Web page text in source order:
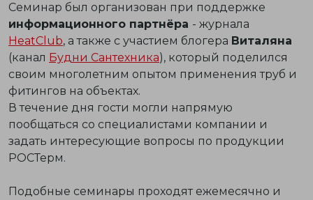
Семинар был организован при поддержке
информационного партнёра - журнала
HeatClub, а также с участием блогера Виталяна
(канал Будни Сантехника), который поделился
своим многолетним опытом применения труб и
фитингов на объектах.
В течение дня гости могли напрямую
пообщаться со специалистами компании и
задать интересующие вопросы по продукции
РОСТерм.
Подобные семинары проходят ежемесячно и